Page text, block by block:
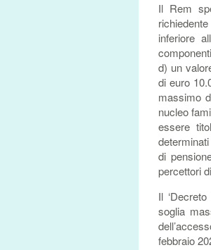
Il Rem
inferiore
d) un
di euro
massimo
nucleo
essere
di
percettori
Il
soglia
febbraio